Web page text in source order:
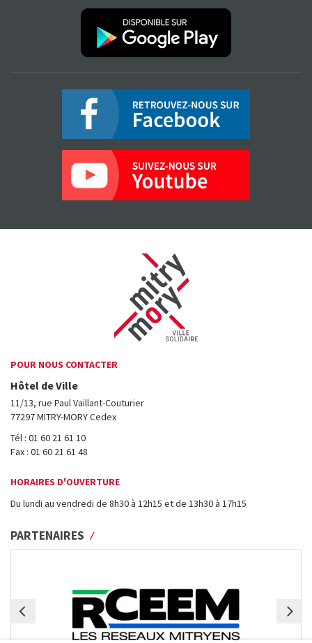
POUR NOUS CONTACTER
Hôtel de Ville
11/13, rue Paul Vaillant-Couturier
77297 MITRY-MORY Cedex
Tél : 01 60 21 61 10
Fax : 01 60 21 61 48
HORAIRES D'OUVERTURE
Du lundi au vendredi de 8h30 à 12h15 et de 13h30 à 17h15
PARTENAIRES